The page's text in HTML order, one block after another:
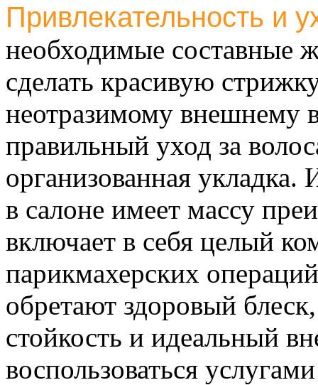
Привлекательность и
необходимые составные
сделать красивую
неотразимому внешнему
правильный уход за
организованная
в салоне имеет массу
включает в себя целый
парикмахерских
обретают здоровый
стойкость и идеальный
воспользоваться